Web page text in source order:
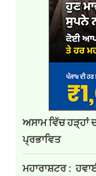
ਅਸਾਮ ਵਿੱਚ ਹੜ੍ਹਾਂ
ਪ੍ਰਭਾਵਿਤ
ਮਹਾਰਾਸ਼ਟਰ :